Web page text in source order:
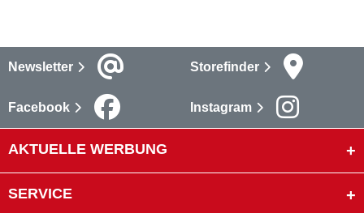
Newsletter Storefinder
Facebook Instagram
AKTUELLE WERBUNG
SERVICE